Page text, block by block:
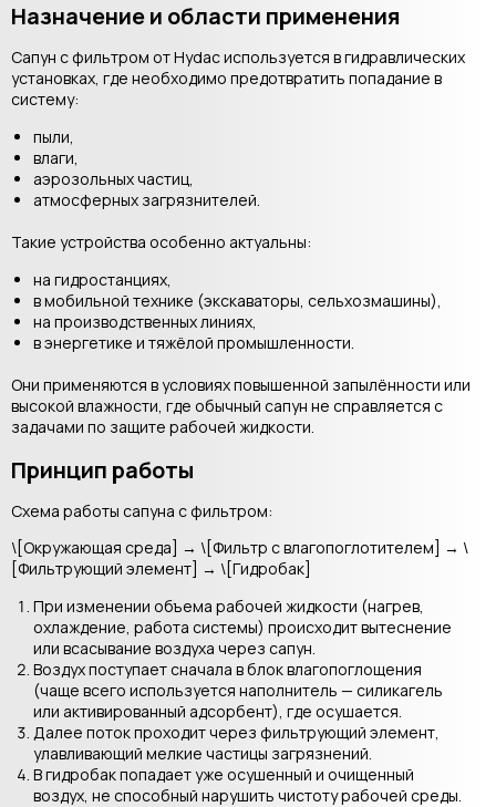
Назначение и области применения
Сапун с фильтром от Hydac используется в гидравлических
установках, где необходимо предотвратить попадание в
систему:
пыли,
влаги,
аэрозольных частиц,
атмосферных загрязнителей.
Такие устройства особенно актуальны:
на гидростанциях,
в мобильной технике (экскаваторы, сельхозмашины),
на производственных линиях,
в энергетике и тяжёлой промышленности.
Они применяются в условиях повышенной запылённости или
высокой влажности, где обычный сапун не справляется с
задачами по защите рабочей жидкости.
Принцип работы
Схема работы сапуна с фильтром:
\[Окружающая среда] → \[Фильтр с влагопоглотителем] → \
[Фильтрующий элемент] → \[Гидробак]
При изменении объема рабочей жидкости (нагрев,
охлаждение, работа системы) происходит вытеснение
или всасывание воздуха через сапун.
Воздух поступает сначала в блок влагопоглощения
(чаще всего используется наполнитель — силикагель
или активированный адсорбент), где осушается.
Далее поток проходит через фильтрующий элемент,
улавливающий мелкие частицы загрязнений.
В гидробак попадает уже осушенный и очищенный
воздух, не способный нарушить чистоту рабочей среды.